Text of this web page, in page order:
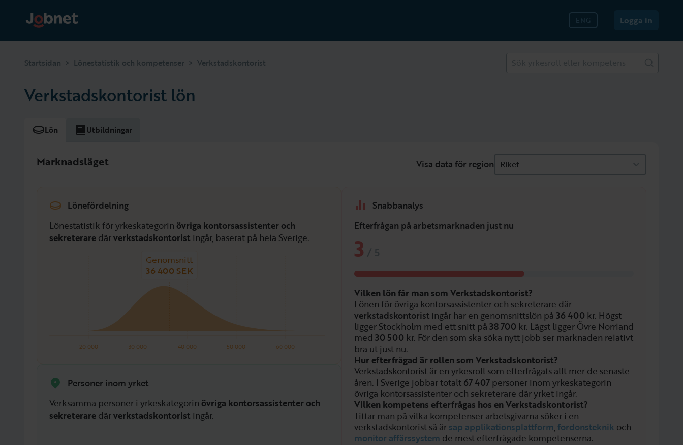
ENG Logga in
Startsidan > Lönestatistik och kompetenser > Verkstadskontorist
Verkstadskontorist lön
Lön Utbildningar
Marknadsläget Visa data för region Riket
Lönefördelning
Lönestatistik för yrkeskategorin övriga kontorsassistenter och
sekreterare därverkstadskontorist ingår, baserat på hela Sverige.
20 000 30 000 40 000 50 000 60 000
Genomsnitt
36 400 SEK
Personer inom yrket
Verksamma personer i yrkeskategorin övriga kontorsassistenter och
sekreterare därverkstadskontorist ingår.
Snabbanalys
Efterfrågan på arbetsmarknaden just nu
3
Vilken lön får man som Verkstadskontorist?
Lönen för övriga kontorsassistenter och sekreterare där
verkstadskontorist ingår har en genomsnittslön på 36 400 kr. Högst
ligger Stockholm med ett snitt på 38 700 kr. Lägst ligger Övre Norrland
med 30 500 kr. För den som ska söka nytt jobb ser marknaden relativt
bra ut just nu.
Hur efterfrågad är rollen som Verkstadskontorist?
Verkstadskontorist är en yrkesroll som efterfrågats allt mer de senaste
åren. I Sverige jobbar totalt 67 407 personer inom yrkeskategorin
övriga kontorsassistenter och sekreterare där yrket ingår.
Vilken kompetens efterfrågas hos en Verkstadskontorist?
Tittar man på vilka kompetenser arbetsgivarna söker i en
verkstadskontorist så är sap applikationsplattform, fordonsteknik och
monitor affärssystem de mest efterfrågade kompetenserna.